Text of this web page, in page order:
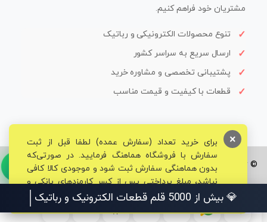
مشتریان خود فراهم کنیم.
تنوع محصولات الکترونیکی و رباتیک
ارسال سریع به سراسر کشور
پشتیبانی تخصصی و مشاوره خرید
قطعات با کیفیت و قیمت مناسب
© تمامی حقوق برای فروشگاه تخصصی قم الکترونیک محفوظ می‌باشد.
برای خرید تعداد (سفارش عمده) لطفا قبل از ثبت
سفارش با فروشگاه هماهنگ فرمایید. در صورتی‌که
بدون هماهنگی سفارش ثبت شود و موجودی کالا کافی
نباشد، مبلغ پرداختی پس از کسر کارمزدهای بانکی و
مالیاتی به حساب شما بازگشت داده خواهد شد.
×
💎 بیش از 5000 قلم قطعات الکترونیک و رباتیک